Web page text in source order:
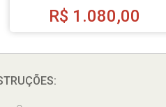
LADO | 500 UN.
R$ 1.080,00